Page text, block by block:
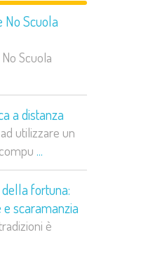
No Scuola
Scuola
a distanza
utilizzare un
...
fortuna:
e scaramanzia
è